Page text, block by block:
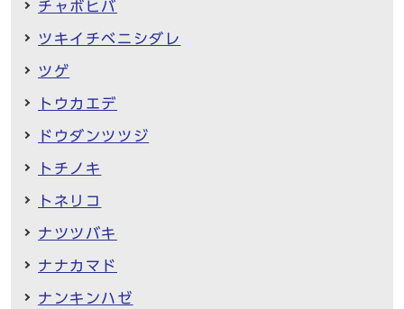
チャボヒバ
ツキイチベニシダレ
ツゲ
トウカエデ
ドウダンツツジ
トチノキ
トネリコ
ナツツバキ
ナナカマド
ナンキンハゼ